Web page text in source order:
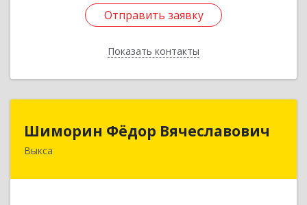
Отправить заявку
Показать контакты
Отправить заявку
Назад
Шиморин Фёдор Вячеславович
Выкса
Шиморин Фёдор Вячеславович